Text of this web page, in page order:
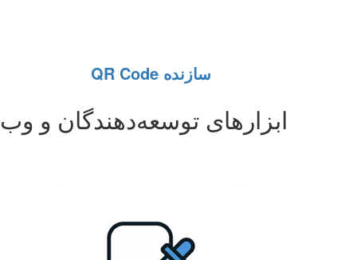
سازنده QR Code
ابزارهای توسعه‌دهندگان و وب